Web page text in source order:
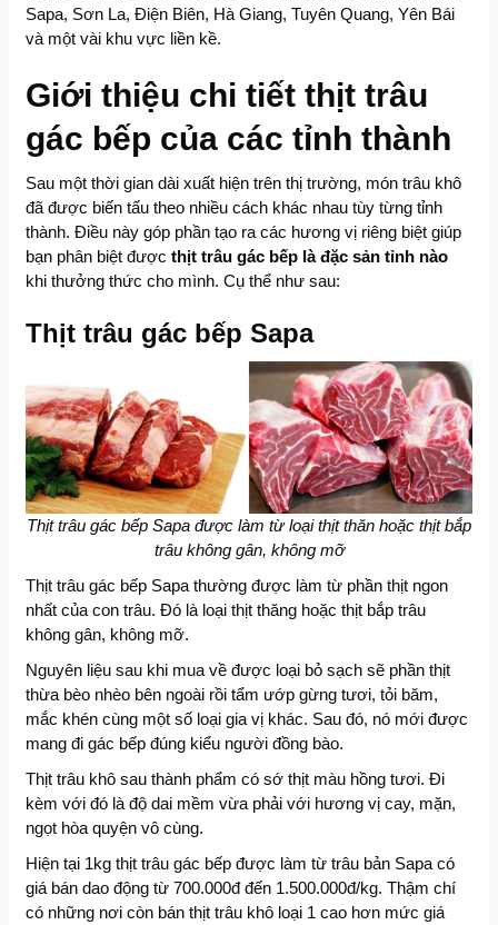
Sapa, Sơn La, Điện Biên, Hà Giang, Tuyên Quang, Yên Bái
và một vài khu vực liền kề.
Giới thiệu chi tiết thịt trâu
gác bếp của các tỉnh thành
Sau một thời gian dài xuất hiện trên thị trường, món trâu khô
đã được biến tấu theo nhiều cách khác nhau tùy từng tỉnh
thành. Điều này góp phần tạo ra các hương vị riêng biệt giúp
bạn phân biệt được thịt trâu gác bếp là đặc sản tỉnh nào
khi thưởng thức cho mình. Cụ thể như sau:
Thịt trâu gác bếp Sapa
Thịt trâu gác bếp Sapa được làm từ loại thịt thăn hoặc thịt bắp
trâu không gân, không mỡ
Thịt trâu gác bếp Sapa thường được làm từ phần thịt ngon
nhất của con trâu. Đó là loại thịt thăng hoặc thịt bắp trâu
không gân, không mỡ.
Nguyên liệu sau khi mua về được loại bỏ sạch sẽ phần thịt
thừa bèo nhèo bên ngoài rồi tẩm ướp gừng tươi, tỏi băm,
mắc khén cùng một số loại gia vị khác. Sau đó, nó mới được
mang đi gác bếp đúng kiểu người đồng bào.
Thịt trâu khô sau thành phẩm có sớ thịt màu hồng tươi. Đi
kèm với đó là độ dai mềm vừa phải với hương vị cay, mặn,
ngọt hòa quyện vô cùng.
Hiện tại 1kg thịt trâu gác bếp được làm từ trâu bản Sapa có
giá bán dao động từ 700.000đ đến 1.500.000đ/kg. Thậm chí
có những nơi còn bán thịt trâu khô loại 1 cao hơn mức giá